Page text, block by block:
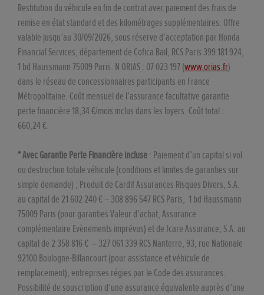
Restitution du véhicule en fin de contrat avec paiement des frais de
remise en état standard et des kilométrages supplémentaires. Offre
valable jusqu’au 30/09/2026, sous réserve d’acceptation par Honda
Financial Services, département de Cofica Bail, RCS Paris 399 181 924,
1 bd Haussmann 75009 Paris. N ORIAS : 07 023 197 (www.orias.fr)
dans le réseau de concessionnaires participants en France
Métropolitaine. Coût mensuel de l’assurance facultative garantie
perte financière 18,34 €/mois inclus dans les loyers. Coût total :
660,24 €.
* Avec Garantie Perte Financière incluse: Paiement d’un capital si vol
ou destruction totale véhicule (conditions et limites de garanties sur
simple demande) ; Produit de Cardif Assurances Risques Divers, S.A.
au capital de 21 602 240 € – 308 896 547 RCS Paris, 1 bd Haussmann
75009 Paris (pour garanties Valeur d’achat, Assurance
complémentaire Evènements imprévus) et de Icare Assurance, S.A. au
capital de 2 358 816 € – 327 061 339 RCS Nanterre, 93, rue Nationale
92100 Boulogne-Billancourt (pour assistance et véhicule de
remplacement), entreprises régies par le Code des assurances.
Possibilité de souscription d’une assurance équivalente auprès d’une